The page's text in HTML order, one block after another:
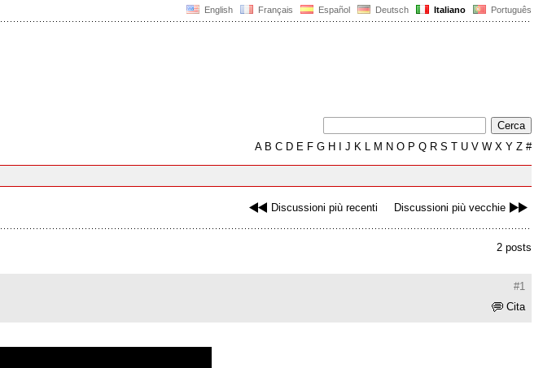
English Français Español Deutsch Italiano Português
AB C D E F G H J K L M N O P Q R S T U V W X Y Z #
Discussioni più recenti Discussioni più vecchie
2 posts
#1
Cita